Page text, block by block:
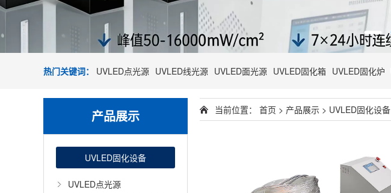
热门关键词： UVLED点光源 UVLED线光源 UVLED面光源 UVLED固化箱 UVLED固化炉
产品展示
UVLED固化设备
UVLED点光源
当前位置： 首页 > 产品展示 > UVLED固化设备